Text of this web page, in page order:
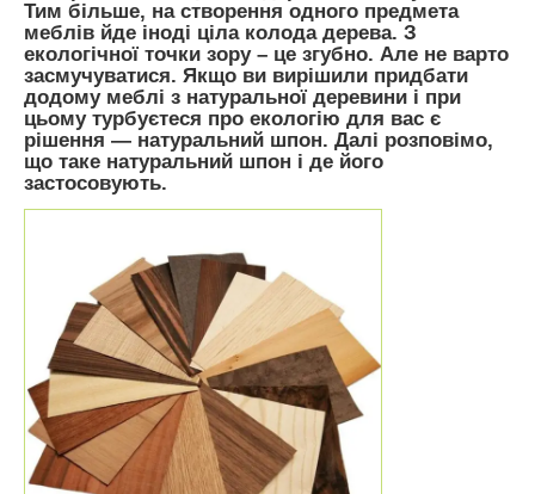
Тим більше, на створення одного предмета
меблів йде іноді ціла колода дерева. З
екологічної точки зору – це згубно. Але не варто
засмучуватися. Якщо ви вирішили придбати
додому меблі з натуральної деревини і при
цьому турбуєтеся про екологію для вас є
рішення — натуральний шпон. Далі розповімо,
що таке натуральний шпон і де його
застосовують.